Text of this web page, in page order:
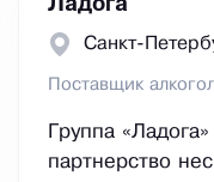
Ладога
Санкт-
Поставщик
Группа
партнерство